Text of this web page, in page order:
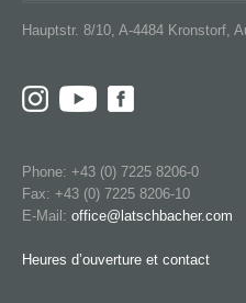
Hauptstr. 8/10, A-4484 Kronstorf,
Phone: +43 (0) 7225 8206-0
Fax: +43 (0) 7225 8206-10
E-Mail: office@latschbacher.com
Heures d’ouverture et contact